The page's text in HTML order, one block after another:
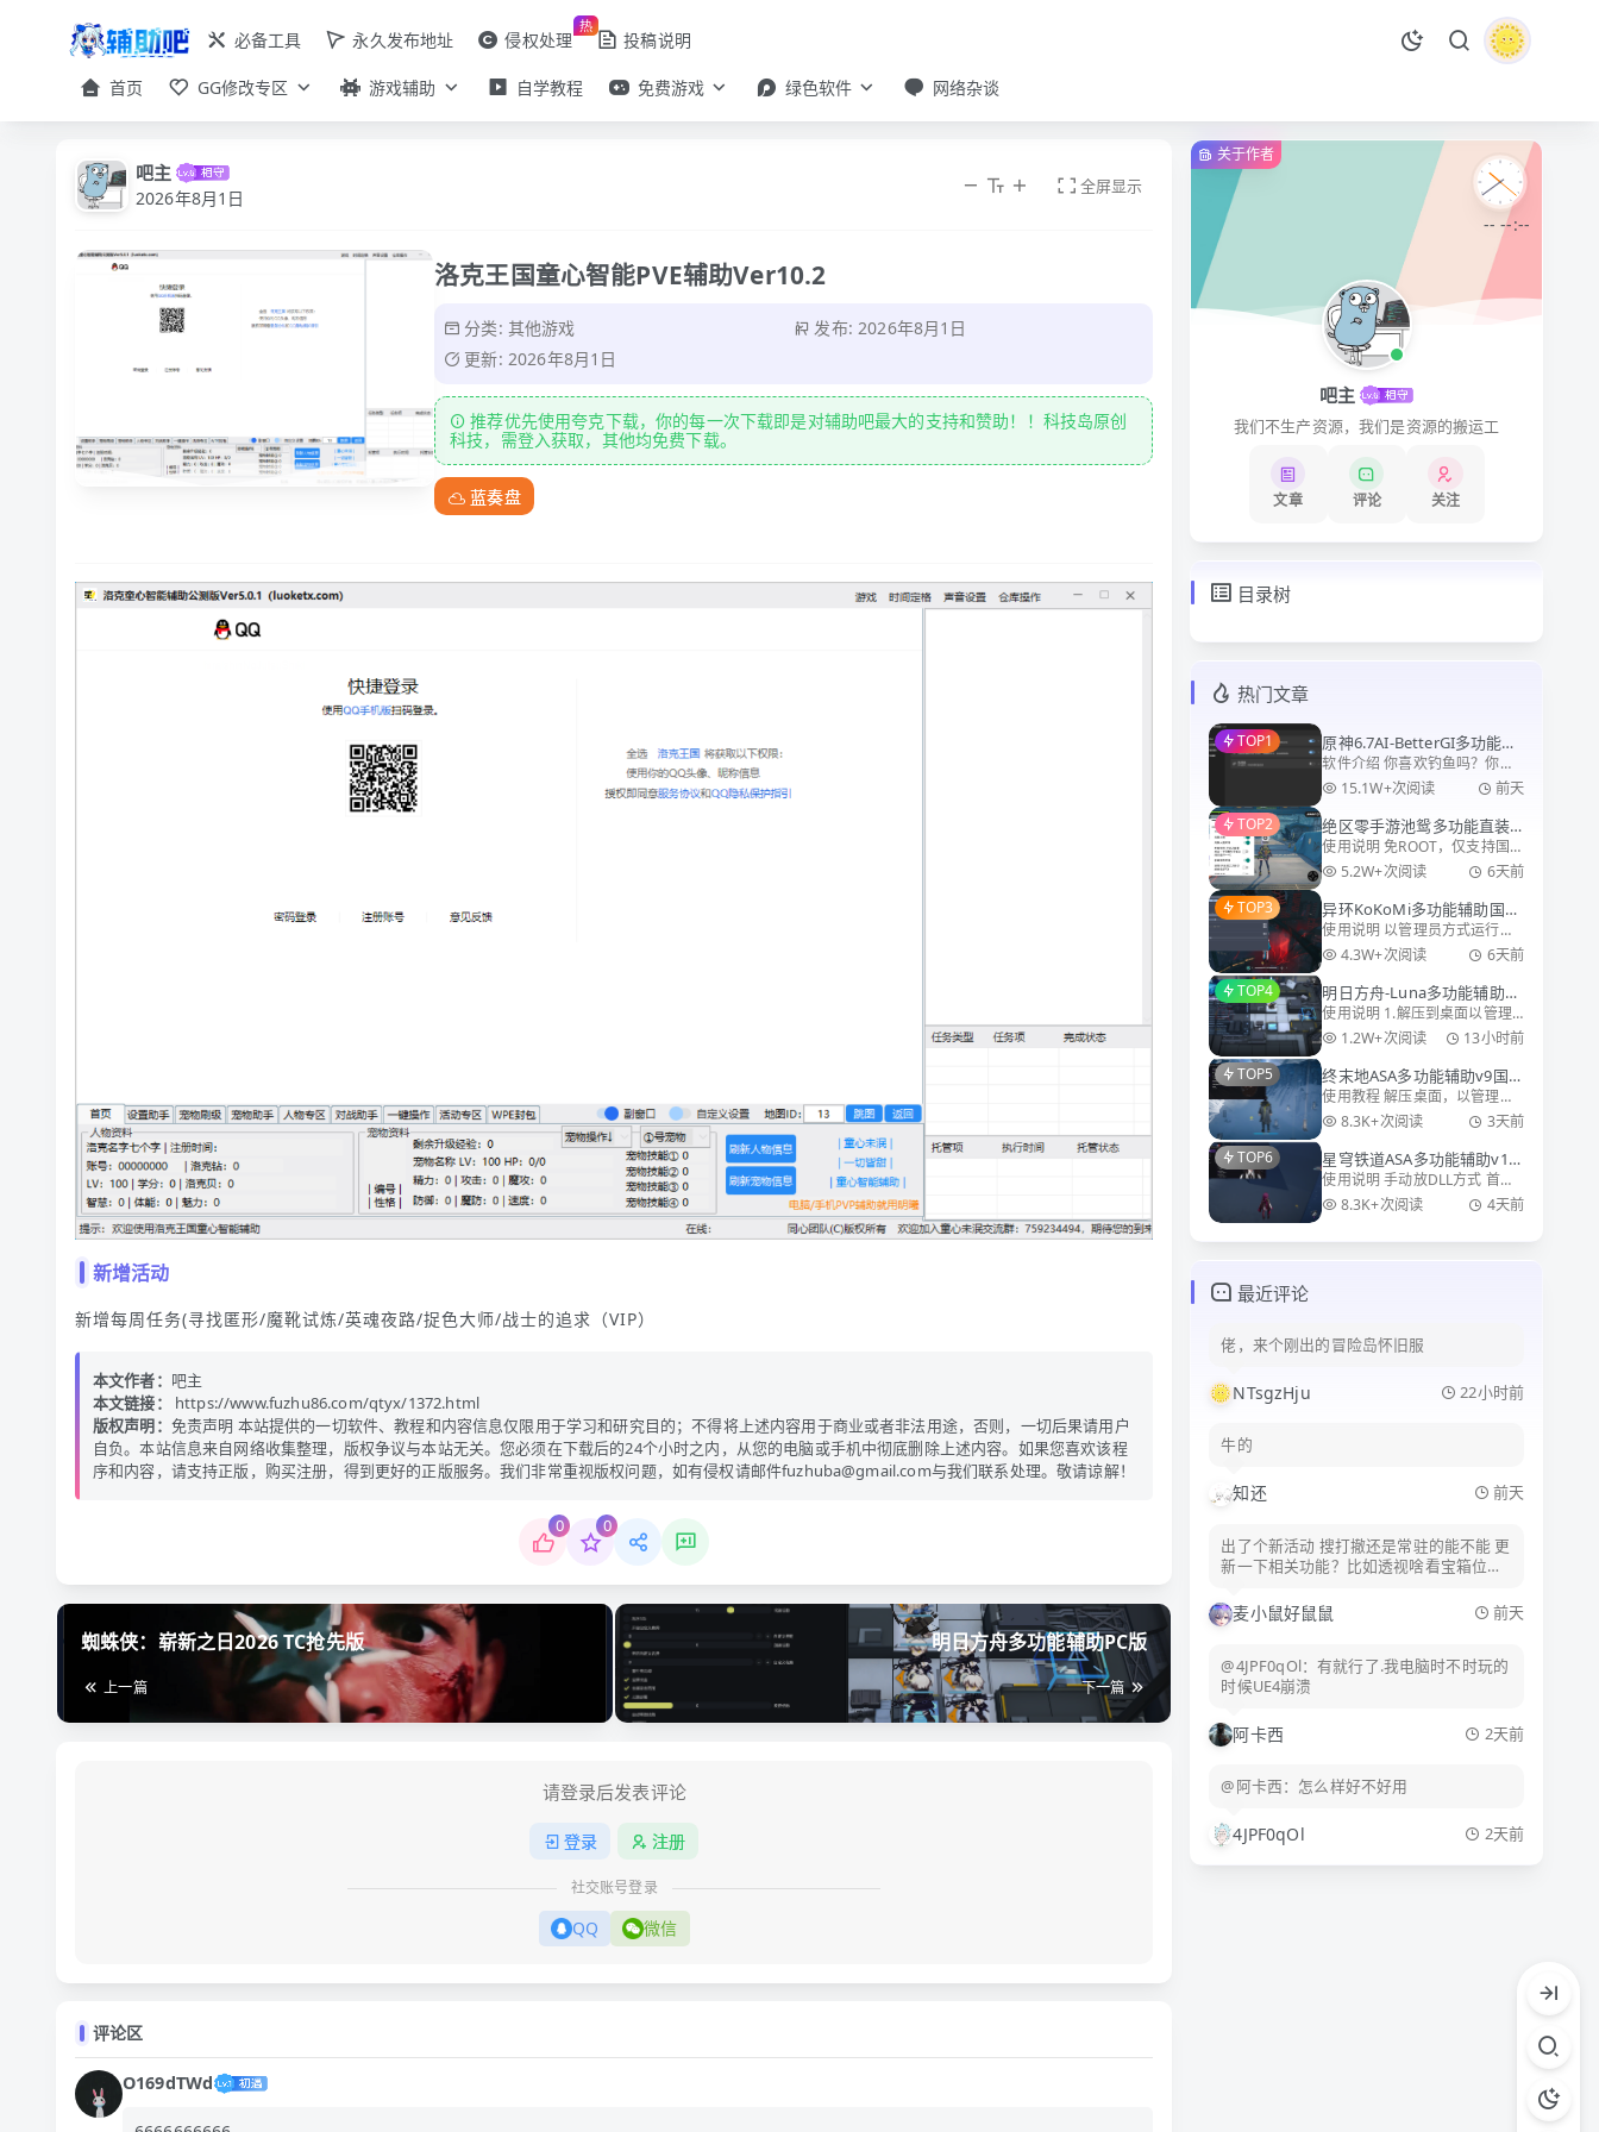
必备工具 永久发布地址 侵权处理
热
投稿说明
首页 GG修改专区 游戏辅助 自学教程 免费游戏 绿色软件 网络杂谈
吧主
2026年8月1日
全屏显示
洛克王国童心智能PVE辅助Ver10.2
分类: 其他游戏
发布: 2026年8月1日
更新: 2026年8月1日
推荐优先使用夸克下载，你的每一次下载即是对辅助吧最大的支持和赞助！！科技岛原创
科技，需登入获取，其他均免费下载。
蓝奏盘
新增活动
新增每周任务(寻找匿形/魔靴试炼/英魂夜路/捉色大师/战士的追求（VIP）
本文作者： 吧主
本文链接：
https://www.fuzhu86.com/qtyx/1372.html
版权声明： 免责声明 本站提供的一切软件、教程和内容信息仅限用于学习和研究目的；不得将上述内容用于商业或者非法用途，否则，一切后果请用户
自负。本站信息来自网络收集整理，版权争议与本站无关。您必须在下载后的24个小时之内，从您的电脑或手机中彻底删除上述内容。如果您喜欢该程
序和内容，请支持正版，购买注册，得到更好的正版服务。我们非常重视版权问题，如有侵权请邮件fuzhuba@gmail.com与我们联系处理。敬请谅解！
0 0
蜘蛛侠：崭新之日2026 TC抢先版
上一篇
明日方舟多功能辅助PC版
下一篇
请登录后发表评论
登录 注册
社交账号登录
QQ 微信
评论区
O169dTWd
关于作者
-- --:--
吧主
我们不生产资源，我们是资源的搬运工
文章 评论 关注
目录树
热门文章
TOP1
原神6.7AI-BetterGI多功能自
动工具0.63.0
软件介绍 你喜欢钓鱼吗？你想
玩七圣召唤吗？你是否想要跳
邀约了吗？ 是否对日复一日的
重复点击感到疲劳？ BetterGI
，一个基于计算机视觉技术，
15.1W+次阅读
前天
TOP2
绝区零手游池鸳多功能直装3.
1国服
使用说明 免ROOT，仅支持国服
直接安装使用 问题说明 安卓14
同等，请谨慎使用
5.2W+次阅读
6天前
TOP3
异环KoKoMi多功能辅助国
服/国际服
使用说明 以管理员方式运行
kokomi.exe 然后打开游戏，按
日志 适配最新版游戏
4.3W+次阅读
6天前
TOP4
明日方舟-Luna多功能辅助0.
2.9国服/B服
使用说明 1.解压到桌面以管理
员方式运行VMDumper.exe，
E:\Hypergryph
Launcher\games\Arknights
Game\A
1.2W+次阅读
13小时前
TOP5
终末地ASA多功能辅助v9国
服/国际服
使用教程 解压桌面，以管理员
方式运行Launcher.exe 选择游
Launcher\games\EndField
Game\Endfi
8.3K+次阅读
3天前
TOP6
星穹铁道ASA多功能辅助v14
国服/国际服
使用说明 手动放DLL方式 首次
使用asa，先打开你的游戏安装
E:\HoYoPlay\games\Star Rail
8.3K+次阅读 4天前
最近评论
佬，来个刚出的冒险岛怀旧服
NTsgzHju 22小时前
牛的
知还 前天
出了个新活动 搜打撤还是常驻的能不能 更
新一下相关功能？比如透视啥看宝箱位置
麦小鼠好鼠鼠 前天
@4JPF0qOl：有就行了.我电脑时不时玩的
时候UE4崩溃
阿卡西 2天前
@阿卡西：怎么样好不好用
4JPF0qOl 2天前